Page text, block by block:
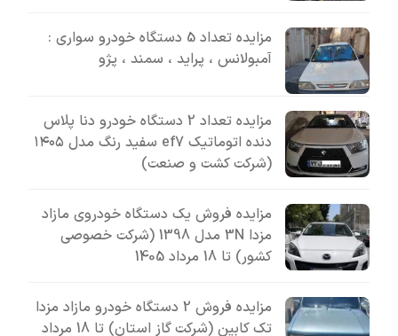
مزایده تعداد 5 دستگاه خودرو سواری :
آمبولانس ، پراید ، سمند ، پژو
مزایده تعداد 2 دستگاه خودرو دنا پلاس
دنده اتوماتیک ef7 سفید رنگ مدل ۱۴۰۵
(شرکت کشت و صنعت)
مزایده فروش یک دستگاه خودروی مازاد
مزدا 3N مدل 1398 (شرکت خصوصی
کشور) تا 18 مرداد 1405
مزایده فروش 2 دستگاه خودرو مازاد مزدا
تک کابین (شرکت گاز استان) تا 18 مرداد